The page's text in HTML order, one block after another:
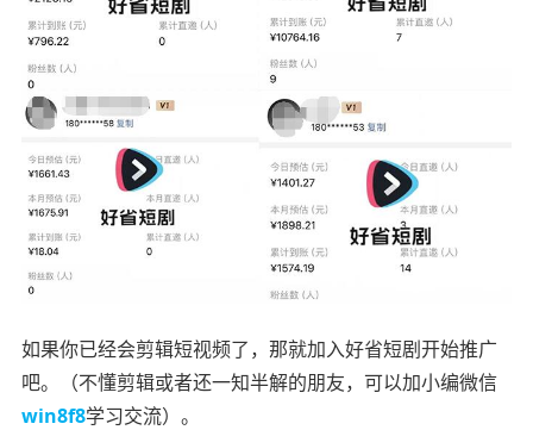
如果你已经会剪辑短视频了，那就加入好省短剧开始推广
吧。（不懂剪辑或者还一知半解的朋友，可以加小编微信
win8f8学习交流）。